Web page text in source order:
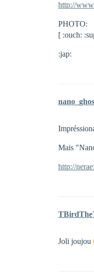
http://
PHOTO:
[ :ouch:
:jap:
Mais
http://
Joli joujou